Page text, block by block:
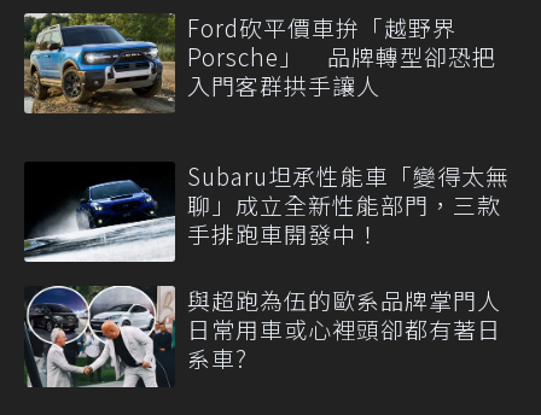
Ford砍平價車拚「越野界
Porsche」 品牌轉型卻恐把
入門客群拱手讓人
Subaru坦承性能車「變得太無
聊」成立全新性能部門，三款
手排跑車開發中！
與超跑為伍的歐系品牌掌門人
日常用車或心裡頭卻都有著日
系車?